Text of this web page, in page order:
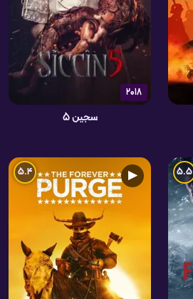
2018
سجین 5
5.5
▶
5.4